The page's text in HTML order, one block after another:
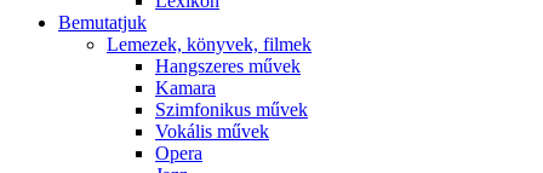
Bemutatjuk
Lemezek, könyvek, filmek
Hangszeres művek
Kamara
Szimfonikus művek
Vokális művek
Opera